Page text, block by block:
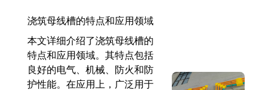
浇筑母线槽的特点和应用领域
本文详细介绍了浇筑母线槽的
特点和应用领域。其特点包括
良好的电气、机械、防火和防
护性能。在应用上，广泛用于